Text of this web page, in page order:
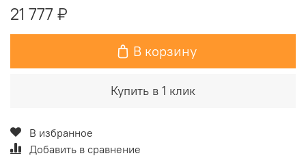
21 777 ₽
В корзину
Купить в 1 клик
В избранное
Добавить в сравнение